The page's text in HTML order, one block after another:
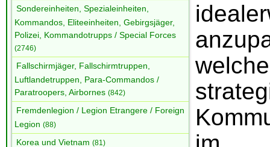
Sondereinheiten, Spezialeinheiten,
Kommandos, Eliteeinheiten, Gebirgsjäger,
Polizei, Kommandotrupps / Special Forces
(2746)
Fallschirmjäger, Fallschirmtruppen,
Luftlandetruppen, Para-Commandos /
Paratroopers, Airbornes (842)
Fremdenlegion / Legion Etrangere / Foreign
Legion (88)
Korea und Vietnam (81)